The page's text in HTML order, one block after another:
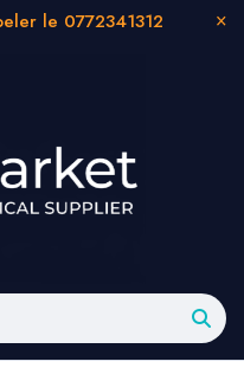
le 0772341312